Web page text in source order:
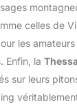
celles de
les
Enfin, la
sur leurs